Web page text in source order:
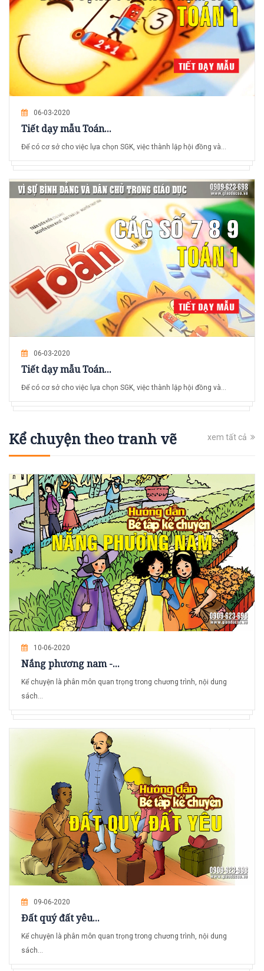
06-03-2020
Tiết dạy mẫu Toán...
Để có cơ sở cho việc lựa chọn SGK, việc thành lập hội đồng và...
06-03-2020
Tiết dạy mẫu Toán...
Để có cơ sở cho việc lựa chọn SGK, việc thành lập hội đồng và...
Kể chuyện theo tranh vẽ xem tất cả
10-06-2020
Nắng phương nam -...
Kể chuyện là phân môn quan trọng trong chương trình, nội dung
sách...
09-06-2020
Đất quý đất yêu...
Kể chuyện là phân môn quan trọng trong chương trình, nội dung
sách...